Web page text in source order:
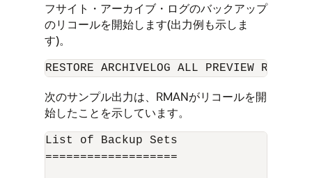
フサイト・アーカイブ・ログのバックアップ
のリコールを開始します(出力例も示しま
す)。
次のサンプル出力は、RMANがリコールを開
始したことを示しています。
List of Backup Sets
===================